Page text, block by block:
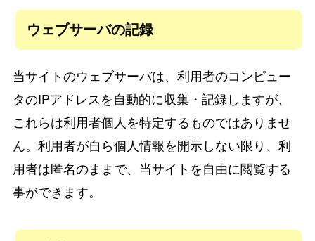
ウェブサーバの記録
当サイトのウェブサーバは、利用者のコンピュー
タのIPアドレスを自動的に収集・記録しますが、
これらは利用者個人を特定するものではありませ
ん。利用者が自ら個人情報を開示しない限り、利
用者は匿名のままで、当サイトを自由に閲覧する
事ができます。